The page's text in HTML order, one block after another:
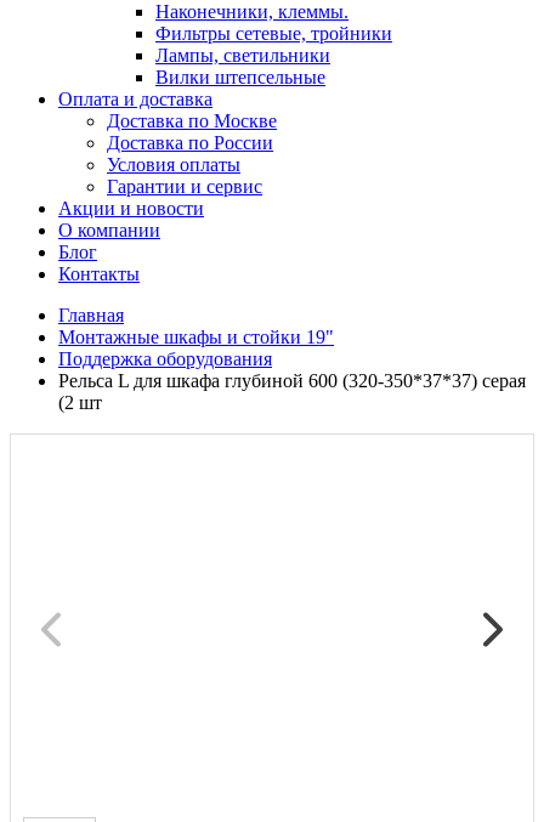
Наконечники, клеммы.
Фильтры сетевые, тройники
Лампы, светильники
Вилки штепсельные
Оплата и доставка
Доставка по Москве
Доставка по России
Условия оплаты
Гарантии и сервис
Акции и новости
О компании
Блог
Контакты
Главная
Монтажные шкафы и стойки 19"
Поддержка оборудования
Рельса L для шкафа глубиной 600 (320-350*37*37) серая
(2 шт